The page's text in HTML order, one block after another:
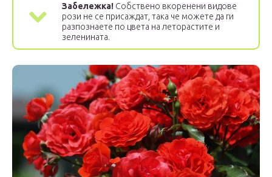
Забележка! Собствено вкоренени видове
рози не се присаждат, така че можете да ги
разпознаете по цвета на леторастите и
зеленината.